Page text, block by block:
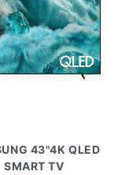
43"4K QLED
SMART TV